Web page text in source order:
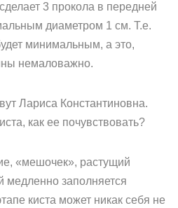
3 прокола в передней
диаметром 1 см. Т.е.
минимальным, а это,
немаловажно.
Лариса Константиновна.
как ее почувствовать?
«мешочек», растущий
медленно заполняется
киста может никак себя не